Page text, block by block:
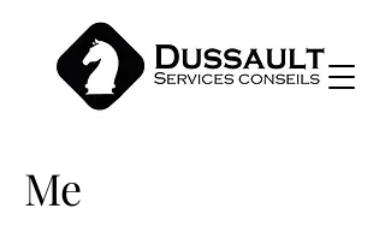
Me